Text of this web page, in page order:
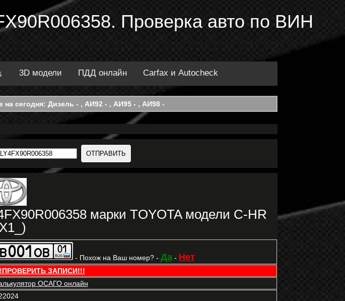
Проверка авто по ВИН
3D модели ПДД онлайн Carfax и Autocheck
на сегодня: Дизель - , АИ92 - , АИ95 - , АИ98 -
марки TOYOTA модели C-HR
- Похож на Ваш номер? - Да- Нет
ЗАПИСИ!!!
ОСАГО онлайн